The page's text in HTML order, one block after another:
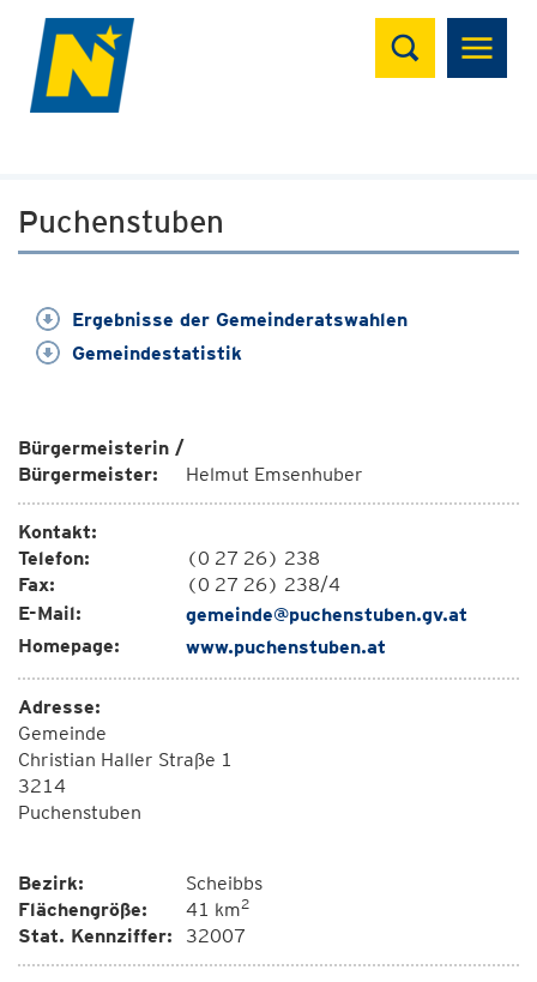
Suchen
Puchenstuben
Ergebnisse der Gemeinderatswahlen
Gemeindestatistik
Bürgermeisterin /
Bürgermeister:
Helmut Emsenhuber
Kontakt:
Telefon:
(0 27 26) 238
Fax:
(0 27 26) 238/4
E-Mail:
gemeinde@puchenstuben.gv.at
Homepage:
www.puchenstuben.at
Adresse:
Gemeinde
Christian Haller Straße 1
3214
Puchenstuben
Bezirk:
Scheibbs
Flächengröße:
41 km2
Stat. Kennziffer: 32007